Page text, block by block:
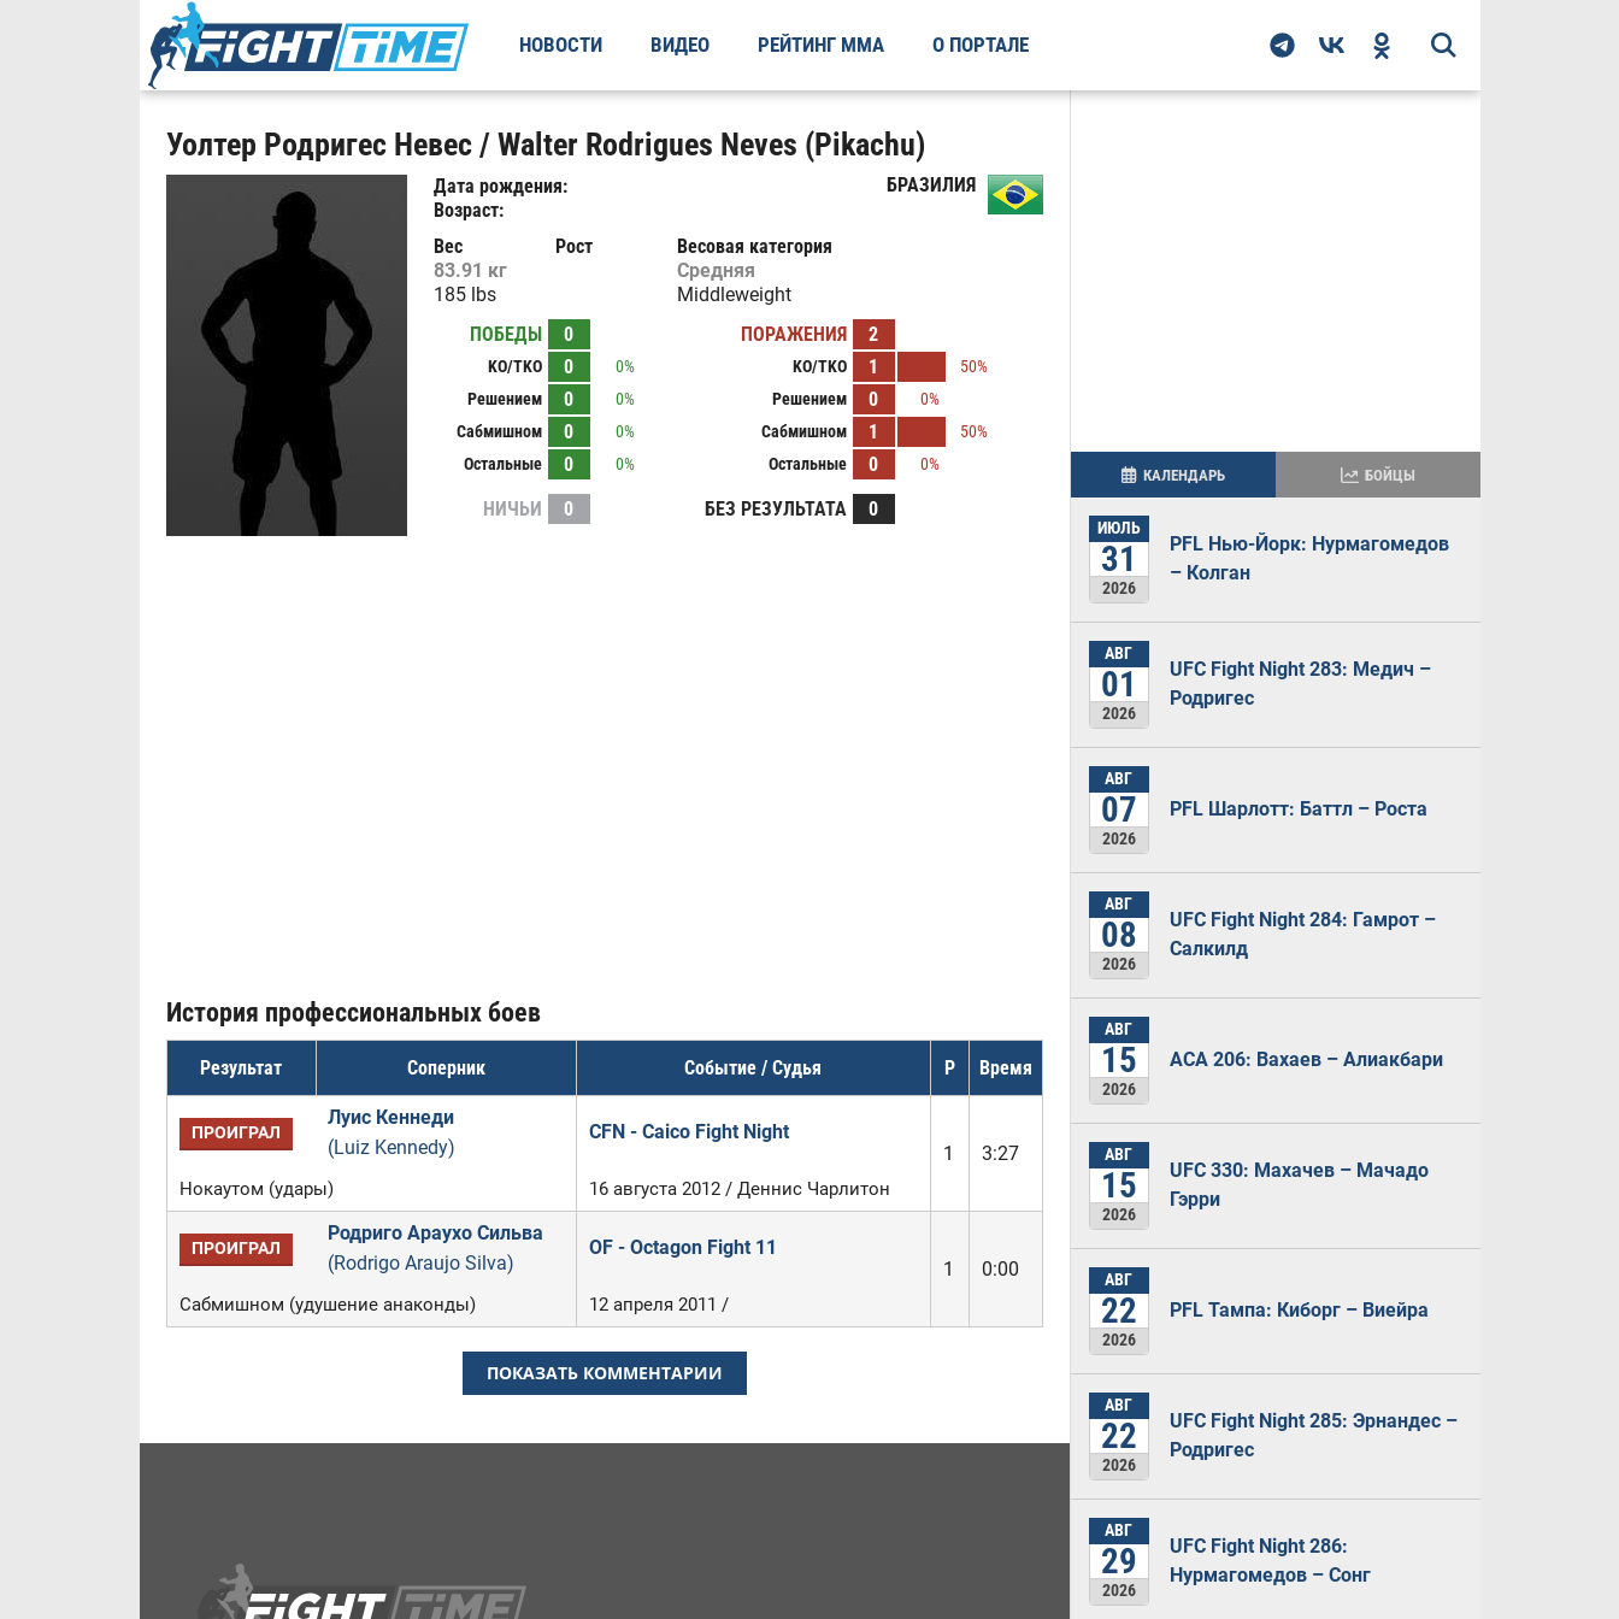
НОВОСТИ ВИДЕО РЕЙТИНГ ММА О ПОРТАЛЕ
Уолтер Родригес Невес / Walter Rodrigues Neves (Pikachu)
Дата рождения:
Возраст:
БРАЗИЛИЯ
Вес
83.91 кг
185 lbs
Рост
Весовая категория
Средняя
Middleweight
ПОБЕДЫ
0
KO/TKO 0
0%
Решением
0
0%
Сабмишном
0
0%
Остальные
0 0%
ПОРАЖЕНИЯ 2
KO/TKO 1
50%
Решением
0
0%
Сабмишном
1
50%
Остальные
0 0%
НИЧЬИ 0 БЕЗ РЕЗУЛЬТАТА 0
История профессиональных боев
Результат Соперник Событие / Судья Р Время
ПРОИГРАЛ
Луис Кеннеди
(Luiz Kennedy)
CFN - Caico Fight Night
1
3:27
Нокаутом (удары) 16 августа 2012 / Деннис Чарлитон
ПРОИГРАЛ
Родриго Араухо Сильва
(Rodrigo Araujo Silva)
OF - Octagon Fight 11
1
0:00
Сабмишном (удушение анаконды) 12 апреля 2011 /
ПОКАЗАТЬ КОММЕНТАРИИ
КАЛЕНДАРЬ БОЙЦЫ
ИЮЛЬ
31
2026
PFL Нью-Йорк: Нурмагомедов
– Колган
АВГ
01
2026
UFC Fight Night 283: Медич –
Родригес
АВГ
07
2026
PFL Шарлотт: Баттл – Роста
АВГ
08
2026
UFC Fight Night 284: Гамрот –
Салкилд
АВГ
15
2026
ACA 206: Вахаев – Алиакбари
АВГ
15
2026
UFC 330: Махачев – Мачадо
Гэрри
АВГ
22
2026
PFL Тампа: Киборг – Виейра
АВГ
22
2026
UFC Fight Night 285: Эрнандес –
Родригес
АВГ
29
2026
UFC Fight Night 286:
Нурмагомедов – Сонг